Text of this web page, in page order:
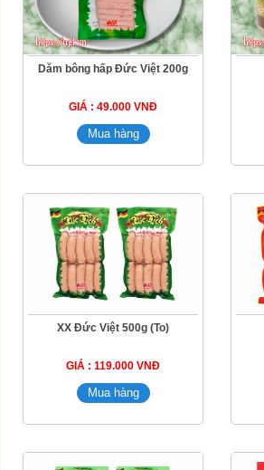
Dăm bông hấp Đức Việt 200g
GIÁ : 49.000 VNĐ
XX Đức Việt 500g (To)
GIÁ : 119.000 VNĐ